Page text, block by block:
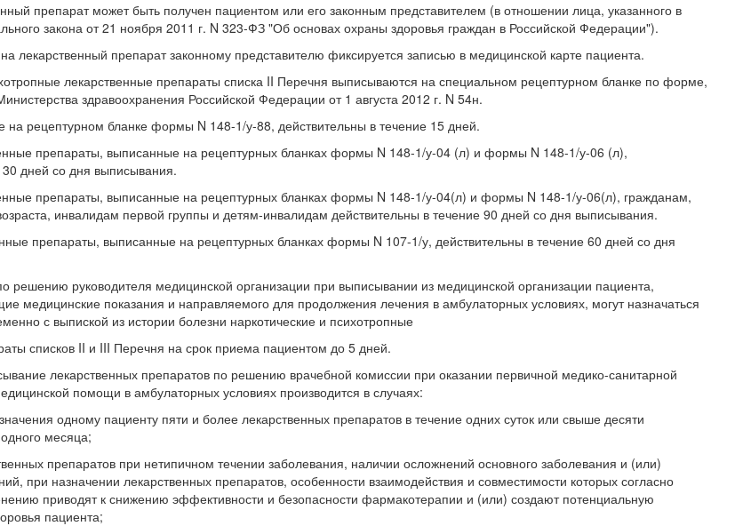
препарат может быть получен пациентом или его законным представителем (в отношении лица, указанного в
закона от 21 ноября 2011 г. N 323-ФЗ "Об основах охраны здоровья граждан в Российской Федерации").
лекарственный препарат законному представителю фиксируется записью в медицинской карте пациента.
лекарственные препараты списка II Перечня выписываются на специальном рецептурном бланке по форме,
здравоохранения Российской Федерации от 1 августа 2012 г. N 54н.
рецептурном бланке формы N 148-1/у-88, действительны в течение 15 дней.
препараты, выписанные на рецептурных бланках формы N 148-1/у-04 (л) и формы N 148-1/у-06 (л),
дней со дня выписывания.
препараты, выписанные на рецептурных бланках формы N 148-1/у-04(л) и формы N 148-1/у-06(л), гражданам,
инвалидам первой группы и детям-инвалидам действительны в течение 90 дней со дня выписывания.
препараты, выписанные на рецептурных бланках формы N 107-1/у, действительны в течение 60 дней со дня
решению руководителя медицинской организации при выписывании из медицинской организации пациента,
медицинские показания и направляемого для продолжения лечения в амбулаторных условиях, могут назначаться
с выпиской из истории болезни наркотические и психотропные
списков II и III Перечня на срок приема пациентом до 5 дней.
лекарственных препаратов по решению врачебной комиссии при оказании первичной медико-санитарной
помощи в амбулаторных условиях производится в случаях:
одному пациенту пяти и более лекарственных препаратов в течение одних суток или свыше десяти
месяца;
препаратов при нетипичном течении заболевания, наличии осложнений основного заболевания и (или)
при назначении лекарственных препаратов, особенности взаимодействия и совместимости которых согласно
приводят к снижению эффективности и безопасности фармакотерапии и (или) создают потенциальную
пациента;